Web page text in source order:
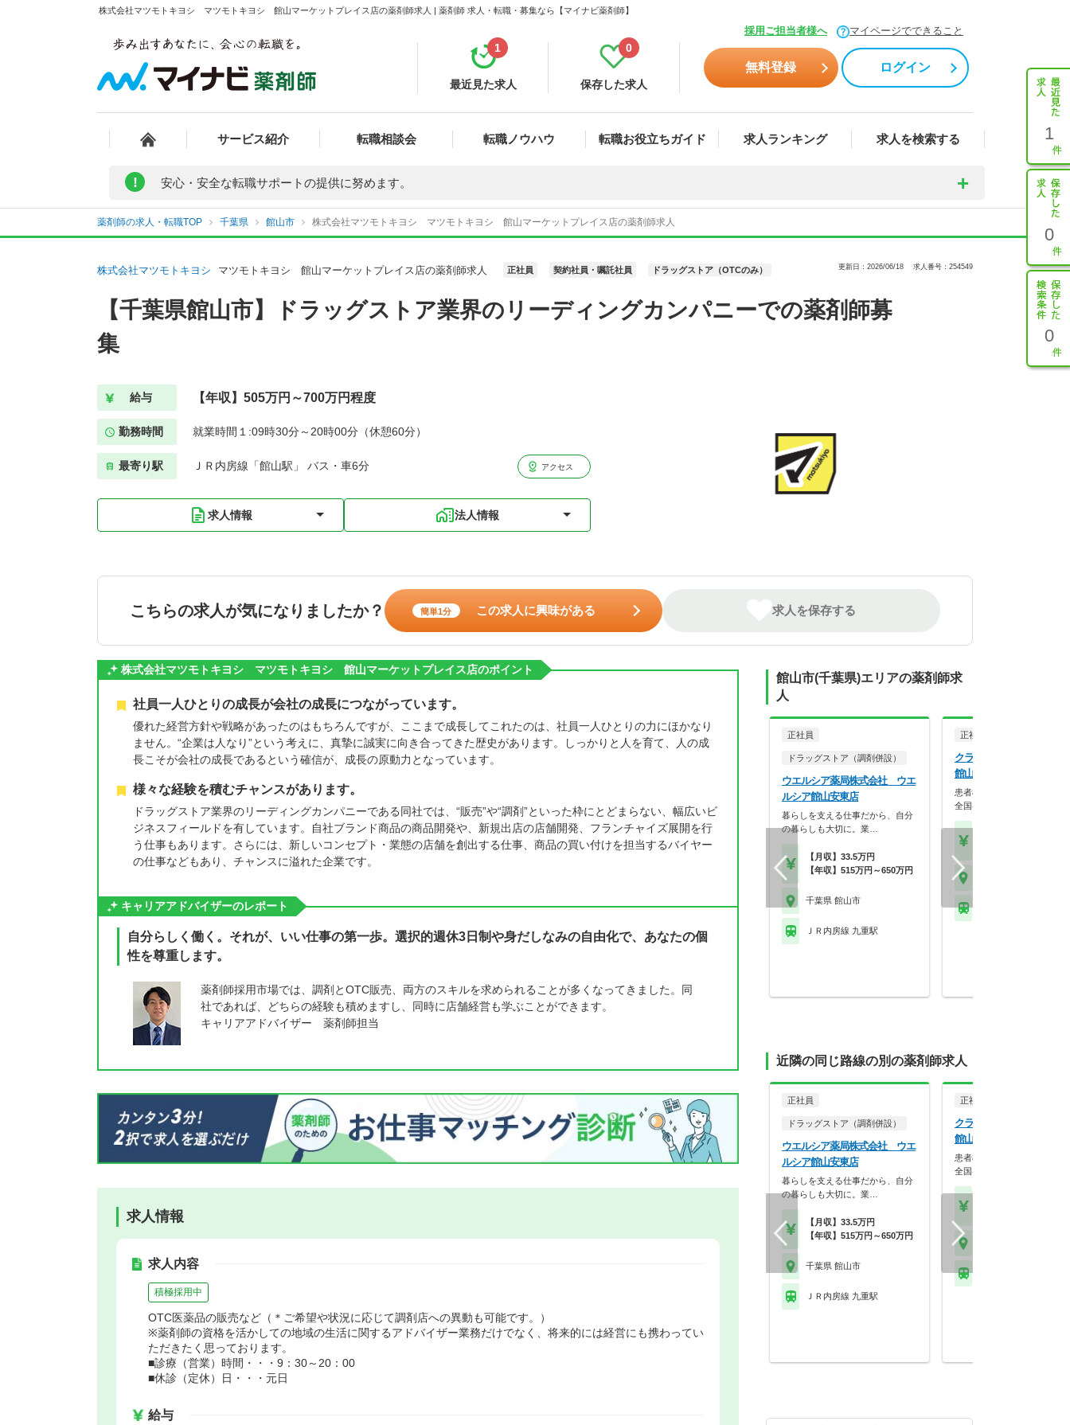
株式会社マツモトキヨシ マツモトキヨシ 館山マーケットプレイス店の薬剤師求人 | 薬剤師 求人・転職・募集なら【マイナビ薬剤師】
採用ご担当者様へ マイページでできること
最近見た求人
1
保存した求人
0
無料登録 ログイン
サービス紹介 転職相談会 転職ノウハウ 転職お役立ちガイド 求人ランキング 求人を検索する 1
0
0
! 安心・安全な転職サポートの提供に努めます。
薬剤師の求人・転職TOP 千葉県 館山市 株式会社マツモトキヨシ マツモトキヨシ 館山マーケットプレイス店の薬剤師求人
株式会社マツモトキヨシ マツモトキヨシ 館山マーケットプレイス店の薬剤師求人 正社員 契約社員・嘱託社員 ドラッグストア（OTCのみ） 更新日：2026/06/18 求人番号：254549
【千葉県館山市】ドラッグストア業界のリーディングカンパニーでの薬剤師募
集
給与 【年収】505万円～700万円程度
勤務時間 就業時間１:09時30分～20時00分（休憩60分）
最寄り駅 ＪＲ内房線「館山駅」 バス・車6分 アクセス
求人情報 法人情報
こちらの求人が気になりましたか？ 簡単1分 この求人に興味がある 求人を保存する
株式会社マツモトキヨシ マツモトキヨシ 館山マーケットプレイス店のポイント
社員一人ひとりの成長が会社の成長につながっています。
優れた経営方針や戦略があったのはもちろんですが、ここまで成長してこれたのは、社員一人ひとりの力にほかなり
ません。“企業は人なり”という考えに、真摯に誠実に向き合ってきた歴史があります。しっかりと人を育て、人の成
長こそが会社の成長であるという確信が、成長の原動力となっています。
様々な経験を積むチャンスがあります。
ドラッグストア業界のリーディングカンパニーである同社では、“販売”や“調剤”といった枠にとどまらない、幅広いビ
ジネスフィールドを有しています。自社ブランド商品の商品開発や、新規出店の店舗開発、フランチャイズ展開を行
う仕事もあります。さらには、新しいコンセプト・業態の店舗を創出する仕事、商品の買い付けを担当するバイヤー
の仕事などもあり、チャンスに溢れた企業です。
キャリアアドバイザーのレポート
自分らしく働く。それが、いい仕事の第一歩。選択的週休3日制や身だしなみの自由化で、あなたの個
性を尊重します。
薬剤師採用市場では、調剤とOTC販売、両方のスキルを求められることが多くなってきました。同
社であれば、どちらの経験も積めますし、同時に店舗経営も学ぶことができます。
キャリアアドバイザー 薬剤師担当
求人情報
求人内容
積極採用中
OTC医薬品の販売など（＊ご希望や状況に応じて調剤店への異動も可能です。）
※薬剤師の資格を活かしての地域の生活に関するアドバイザー業務だけでなく、将来的には経営にも携わってい
ただきたく思っております。
■診療（営業）時間・・・9：30～20：00
■休診（定休）日・・・元日
給与
館山市(千葉県)エリアの薬剤師求
人
正社員
ドラッグストア（調剤併設）
ウエルシア薬局株式会社 ウエ
ルシア館山安東店
暮らしを支える仕事だから、自分
の暮らしも大切に。業…
【月収】33.5万円
【年収】515万円～650万円
千葉県 館山市
ＪＲ内房線 九重駅
正社員
クラフト株式会社 すみ
館山店
患者様に寄り添う薬局を目
全国各地に展開する調…
近隣の同じ路線の別の薬剤師求人
正社員
ドラッグストア（調剤併設）
ウエルシア薬局株式会社 ウエ
ルシア館山安東店
暮らしを支える仕事だから、自分
の暮らしも大切に。業…
【月収】33.5万円
【年収】515万円～650万円
千葉県 館山市
ＪＲ内房線 九重駅
正社員
クラフト株式会社 すみ
館山店
患者様に寄り添う薬局を目
全国各地に展開する調…